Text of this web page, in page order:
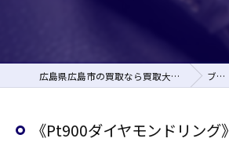
広島県広島市の買取なら買取大吉 広島相田1丁目店 ブログ
《Pt900ダイヤモンドリング》